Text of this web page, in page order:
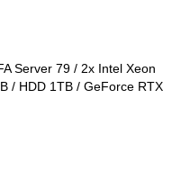
Server 79 / 2x Intel Xeon
/ HDD 1TB / GeForce RTX